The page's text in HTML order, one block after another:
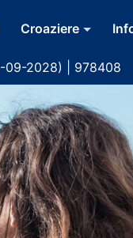
Croaziere
09-2028) | 978408